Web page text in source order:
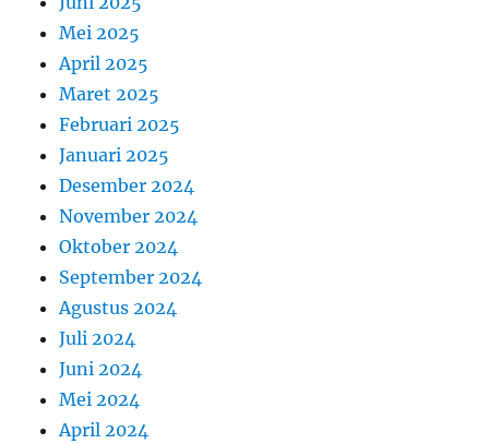
Mei 2025
April 2025
Maret 2025
Februari 2025
Januari 2025
Desember 2024
November 2024
Oktober 2024
September 2024
Agustus 2024
Juli 2024
Juni 2024
Mei 2024
April 2024